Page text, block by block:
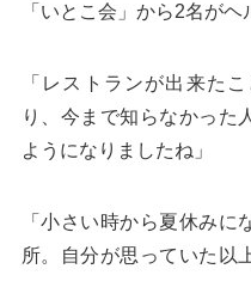
「いとこ会」から2名がヘ
「レストランが出来た
り、今まで知らなかった
ようになりましたね」
「小さい時から夏休み
所。自分が思っていた以